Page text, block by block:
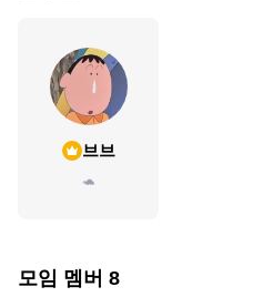
브브
🐢
모임 멤버 8